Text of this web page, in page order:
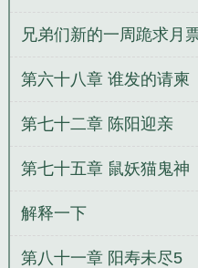
兄弟们新的一周跪求月
第六十八章 谁发的请柬
第七十二章 陈阳迎亲
第七十五章 鼠妖猫鬼神
解释一下
第八十一章 阳寿未尽5